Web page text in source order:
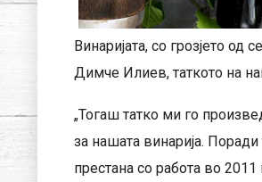
Винаријата, со грозјето од
Димче Илиев, таткото на
„Тогаш татко ми го
за нашата винарија.
престана со работа во